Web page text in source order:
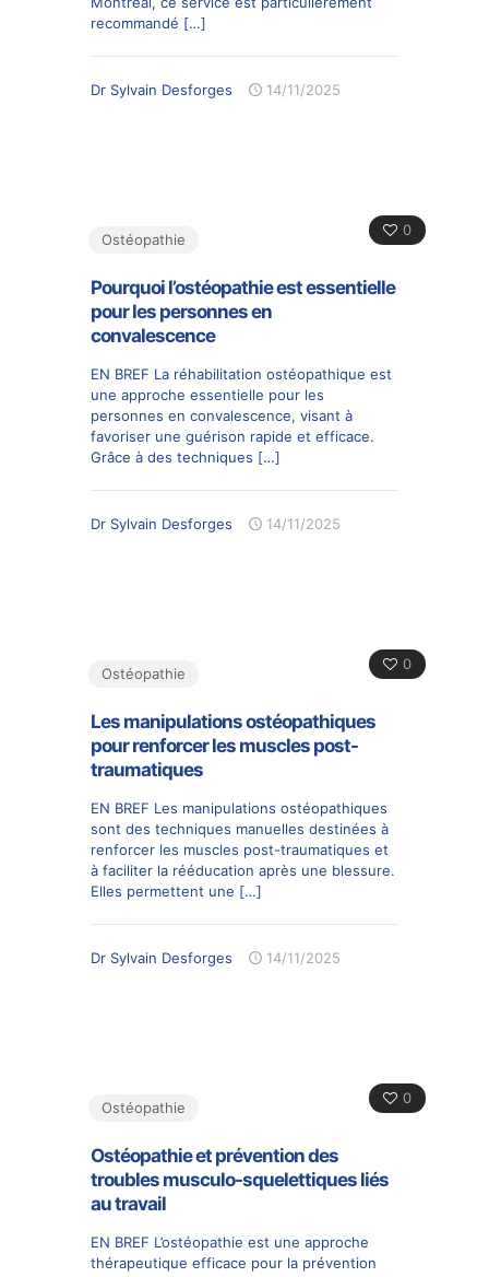
recommandé […]
Dr Sylvain Desforges 14/11/2025
0
Ostéopathie
Pourquoi l’ostéopathie est essentielle
pour les personnes en
convalescence
EN BREF La réhabilitation ostéopathique est
une approche essentielle pour les
personnes en convalescence, visant à
favoriser une guérison rapide et efficace.
Grâce à des techniques […]
Dr Sylvain Desforges 14/11/2025
0
Ostéopathie
Les manipulations ostéopathiques
pour renforcer les muscles post-
traumatiques
EN BREF Les manipulations ostéopathiques
sont des techniques manuelles destinées à
renforcer les muscles post-traumatiques et
à faciliter la rééducation après une blessure.
Elles permettent une […]
Dr Sylvain Desforges 14/11/2025
0
Ostéopathie
Ostéopathie et prévention des
troubles musculo-squelettiques liés
au travail
EN BREF L’ostéopathie est une approche
thérapeutique efficace pour la prévention